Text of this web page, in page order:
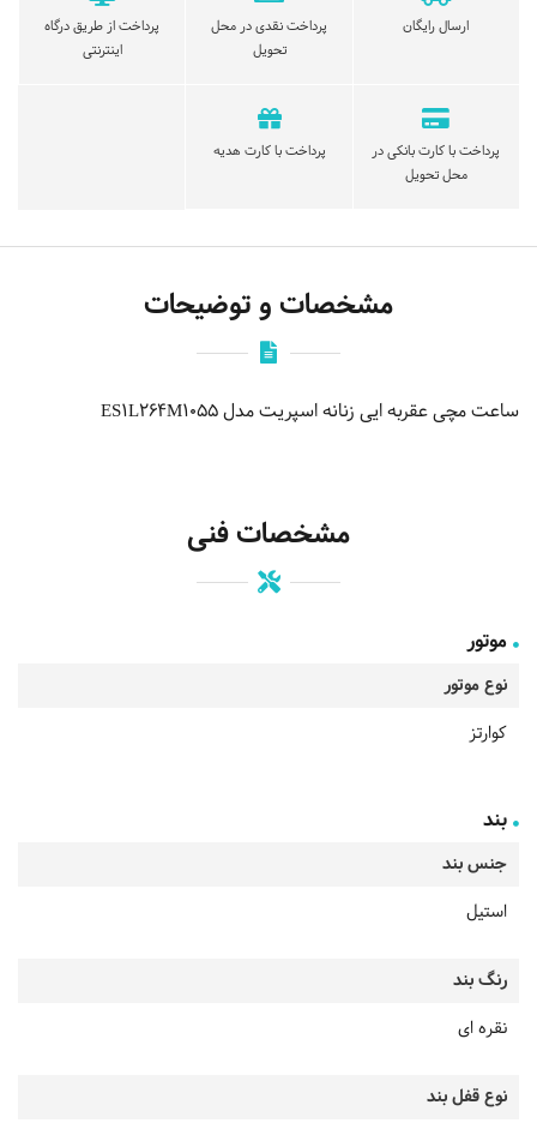
ارسال رایگان
پرداخت نقدی در محل
تحویل
پرداخت از طریق درگاه
اینترنتی
پرداخت با کارت بانکی در
محل تحویل
پرداخت با کارت هدیه
مشخصات و توضیحات
ساعت مچی عقربه ایی زنانه اسپریت مدل ES1L264M1055
مشخصات فنی
موتور
نوع موتور
کوارتز
بند
جنس بند
استیل
رنگ بند
نقره ای
نوع قفل بند